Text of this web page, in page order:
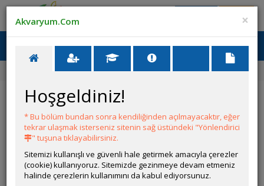
Ana Menü
Bitki Türleri ve Bakımı Tilki Kuyruğu Çürüyor
Tilki Kuyruğu Çürüyor
YANIT YAZ Git
pianoƒish
Çevrim Dışı
×
Akvaryum.Com
Hoşgeldiniz!
* Bu bölüm bundan sonra kendiliğinden açılmayacaktır, eğer
tekrar ulaşmak isterseniz sitenin sağ üstündeki "Yönlendirici
" tuşuna tıklayabilirsiniz.
Sitemizi kullanışlı ve güvenli hale getirmek amacıyla çerezler
(cookie) kullanıyoruz. Sitemizde gezinmeye devam etmeniz
halinde çerezlerin kullanımını da kabul ediyorsunuz.